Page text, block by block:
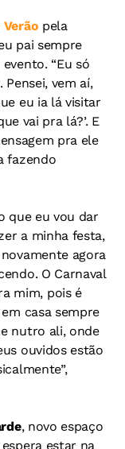
pela
pai sempre
“Eu só
vem aí,
eu ia lá visitar
vai pra lá?’. E
pra ele
fazendo
que eu vou dar
a minha festa,
agora
O Carnaval
mim, pois é
casa sempre
nutro ali, onde
ouvidos estão
, novo espaço
estar na